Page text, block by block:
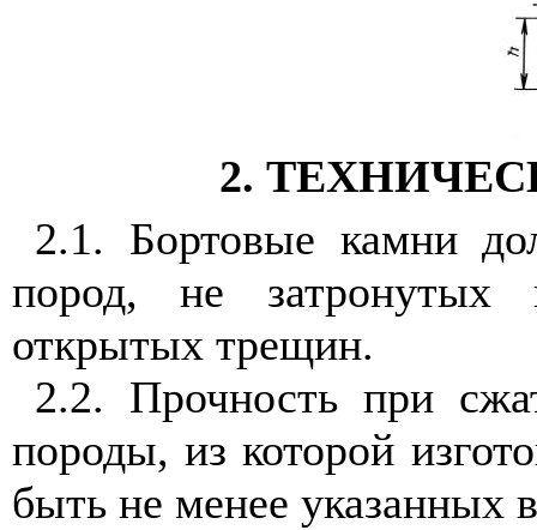
2.
2.1. Бортовые камни
пород, не затронутых
открытых трещин.
2.2. Прочность при
породы, из которой
быть не менее указанных